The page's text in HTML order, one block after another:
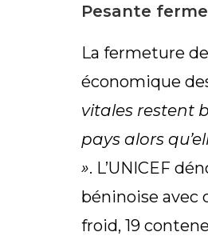
Pesante
La fermeture
économique
vitales restent
pays alors
». L’UNICEF
béninoise avec
froid, 19